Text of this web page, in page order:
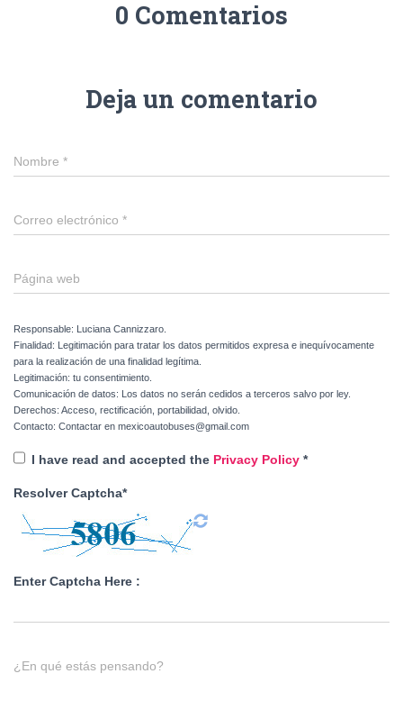
0 Comentarios
Deja un comentario
Nombre *
Correo electrónico *
Página web
Responsable: Luciana Cannizzaro.
Finalidad: Legitimación para tratar los datos permitidos expresa e inequívocamente
para la realización de una finalidad legítima.
Legitimación: tu consentimiento.
Comunicación de datos: Los datos no serán cedidos a terceros salvo por ley.
Derechos: Acceso, rectificación, portabilidad, olvido.
Contacto: Contactar en mexicoautobuses@gmail.com
I have read and accepted the Privacy Policy *
Resolver Captcha*
Enter Captcha Here :
¿En qué estás pensando?